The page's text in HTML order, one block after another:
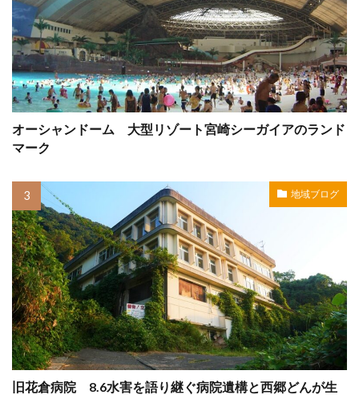
オーシャンドーム 大型リゾート宮崎シーガイアのランド
マーク
地域ブログ
旧花倉病院 8.6水害を語り継ぐ病院遺構と西郷どんが生